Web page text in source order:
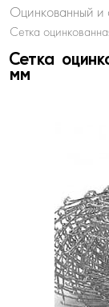
Оцинкованный и
Сетка
Сетка
мм